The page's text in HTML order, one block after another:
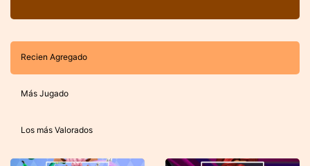
Recien Agregado
Más Jugado
Los más Valorados